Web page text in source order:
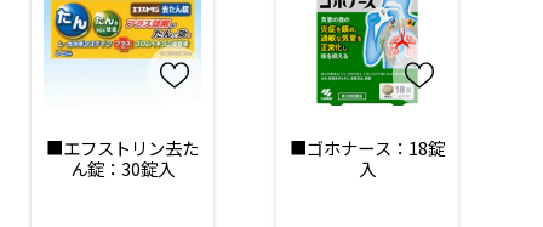
■エフストリン去た
ん錠：30錠入
■ゴホナース：18錠
入